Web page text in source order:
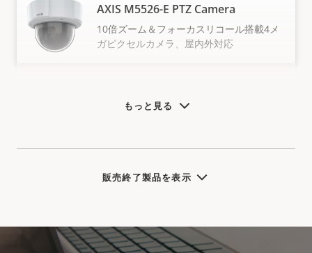
もっと見る
AXIS M5526-E PTZ Camera
10倍ズーム＆フォーカスリコール搭載4メ
ガピクセルカメラ、屋内外対応
販売終了製品を表示